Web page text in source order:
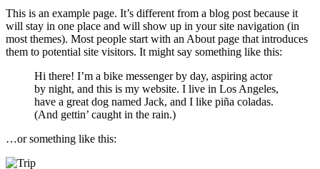
This is an example page. It’s different from a blog post because it
will stay in one place and will show up in your site navigation (in
most themes). Most people start with an About page that introduces
them to potential site visitors. It might say something like this:
Hi there! I’m a bike messenger by day, aspiring actor
by night, and this is my website. I live in Los Angeles,
have a great dog named Jack, and I like piña coladas.
(And gettin’ caught in the rain.)
…or something like this: